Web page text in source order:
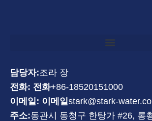
담당자:조라 장
전화: 전화+86-18520151000
이메일: 이메일 stark@stark-
주소:동관시 동청구 한탕가 #26, 롱